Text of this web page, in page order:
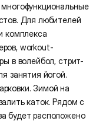
Для любителей
комплекса
workout-
в волейбол, стрит-
занятия йогой.
Зимой на
каток. Рядом с
будет расположено